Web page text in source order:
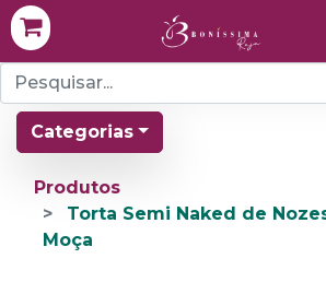
Categorias
Produtos
Torta Semi Naked de
Moça